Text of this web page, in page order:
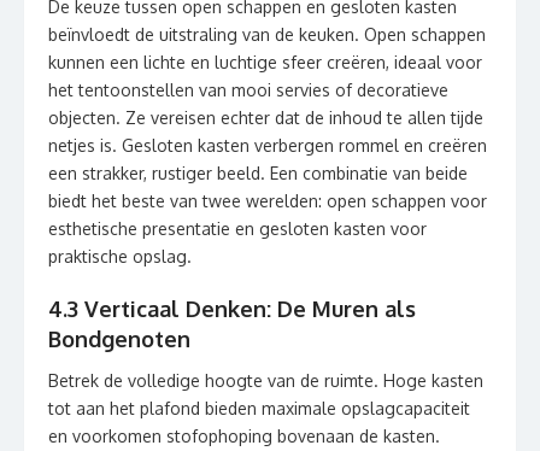
De keuze tussen open schappen en gesloten kasten
beïnvloedt de uitstraling van de keuken. Open schappen
kunnen een lichte en luchtige sfeer creëren, ideaal voor
het tentoonstellen van mooi servies of decoratieve
objecten. Ze vereisen echter dat de inhoud te allen tijde
netjes is. Gesloten kasten verbergen rommel en creëren
een strakker, rustiger beeld. Een combinatie van beide
biedt het beste van twee werelden: open schappen voor
esthetische presentatie en gesloten kasten voor
praktische opslag.
4.3 Verticaal Denken: De Muren als
Bondgenoten
Betrek de volledige hoogte van de ruimte. Hoge kasten
tot aan het plafond bieden maximale opslagcapaciteit
en voorkomen stofophoping bovenaan de kasten.